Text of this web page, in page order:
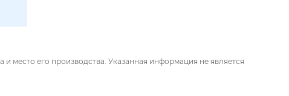
место его производства. Указанная информация не является